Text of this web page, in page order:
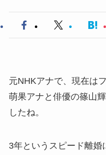
元NHKアナで、現在は
萌果アナと俳優の篠山
したね。
3年というスピード離婚